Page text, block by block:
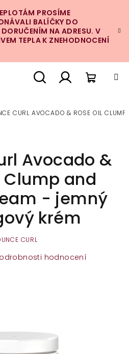
PROSÍME
BALÍČKY DO
NA ADRESU. V
TEPLA K ZNEHODNOCENÍ
CURL AVOCADO & ROSE OIL
Avocado &
Clump and
- jemný
krém
CURL
hodnocení